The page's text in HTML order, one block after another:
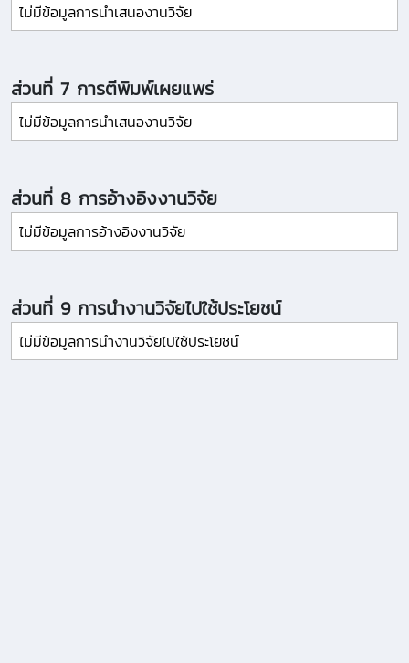
ไม่มีข้อมูลการนำเสนองานวิจัย
ส่วนที่ 7 การตีพิมพ์เผยแพร่
ไม่มีข้อมูลการนำเสนองานวิจัย
ส่วนที่ 8 การอ้างอิงงานวิจัย
ไม่มีข้อมูลการอ้างอิงงานวิจัย
ส่วนที่ 9 การนำงานวิจัยไปใช้ประโยชน์
ไม่มีข้อมูลการนำงานวิจัยไปใช้ประโยชน์